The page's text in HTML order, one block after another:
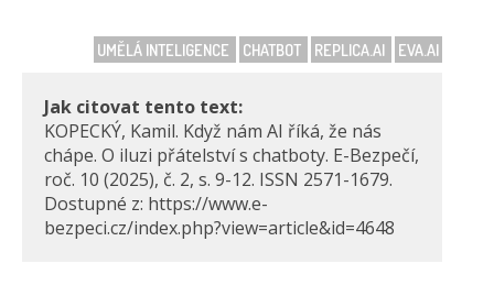
UMĚLÁ INTELIGENCE CHATBOT REPLICA.AI EVA.AI
Jak citovat tento text:
KOPECKÝ, Kamil. Když nám AI říká, že nás
chápe. O iluzi přátelství s chatboty. E-Bezpečí,
roč. 10 (2025), č. 2, s. 9-12. ISSN 2571-1679.
Dostupné z: https://www.e-
bezpeci.cz/index.php?view=article&id=4648